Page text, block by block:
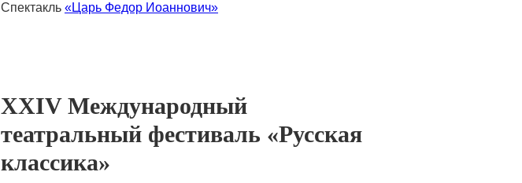
Спектакль «Царь Федор Иоаннович»
XXIV Международный
театральный фестиваль «Русская
классика»